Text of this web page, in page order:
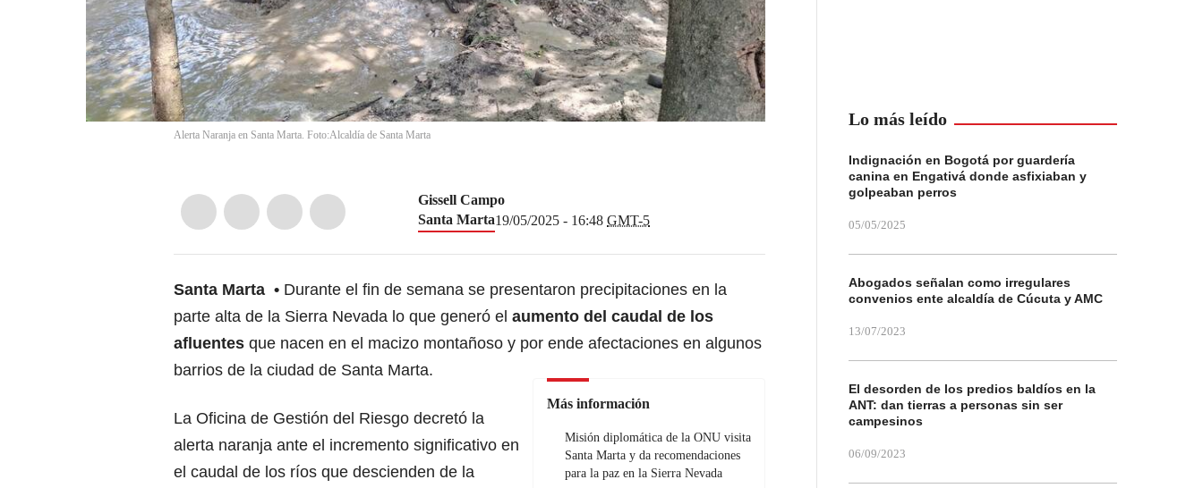
Alerta Naranja en Santa Marta. Foto:Alcaldía de Santa Marta
Gissell Campo
Santa Marta19/05/2025 - 16:48 GMT-5
Santa Marta
Durante el fin de semana se presentaron precipitaciones en la
parte alta de la Sierra Nevada lo que generó el aumento del caudal de los
afluentes que nacen en el macizo montañoso y por ende afectaciones en algunos
barrios de la ciudad de Santa Marta.
Más información
Misión diplomática de la ONU visita
Santa Marta y da recomendaciones
para la paz en la Sierra Nevada
La Oficina de Gestión del Riesgo decretó la
alerta naranja ante el incremento significativo en
el caudal de los ríos que descienden de la
Lo más leído
Indignación en Bogotá por guardería
canina en Engativá donde asfixiaban y
golpeaban perros
05/05/2025
Abogados señalan como irregulares
convenios ente alcaldía de Cúcuta y AMC
13/07/2023
El desorden de los predios baldíos en la
ANT: dan tierras a personas sin ser
campesinos
06/09/2023